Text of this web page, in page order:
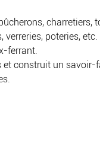
charretiers,
verreries, poteries, etc.
ferrant.
et construit un savoir-